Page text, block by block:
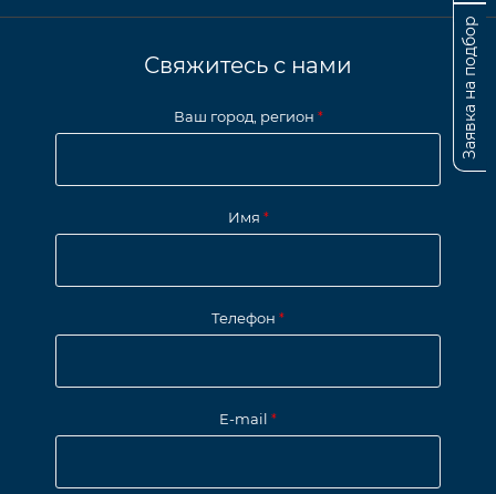
Свяжитесь с нами
Ваш город, регион *
Имя *
Телефон *
E-mail *
Заявка на подбор